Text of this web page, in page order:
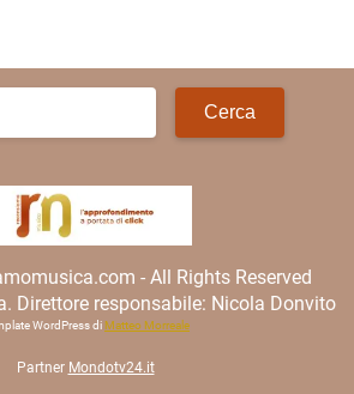
- All Rights Reserved
Direttore responsabile: Nicola Donvito
WordPress di Matteo Morreale
Partner Mondotv24.it